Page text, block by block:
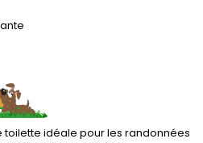
idéale pour les randonnées